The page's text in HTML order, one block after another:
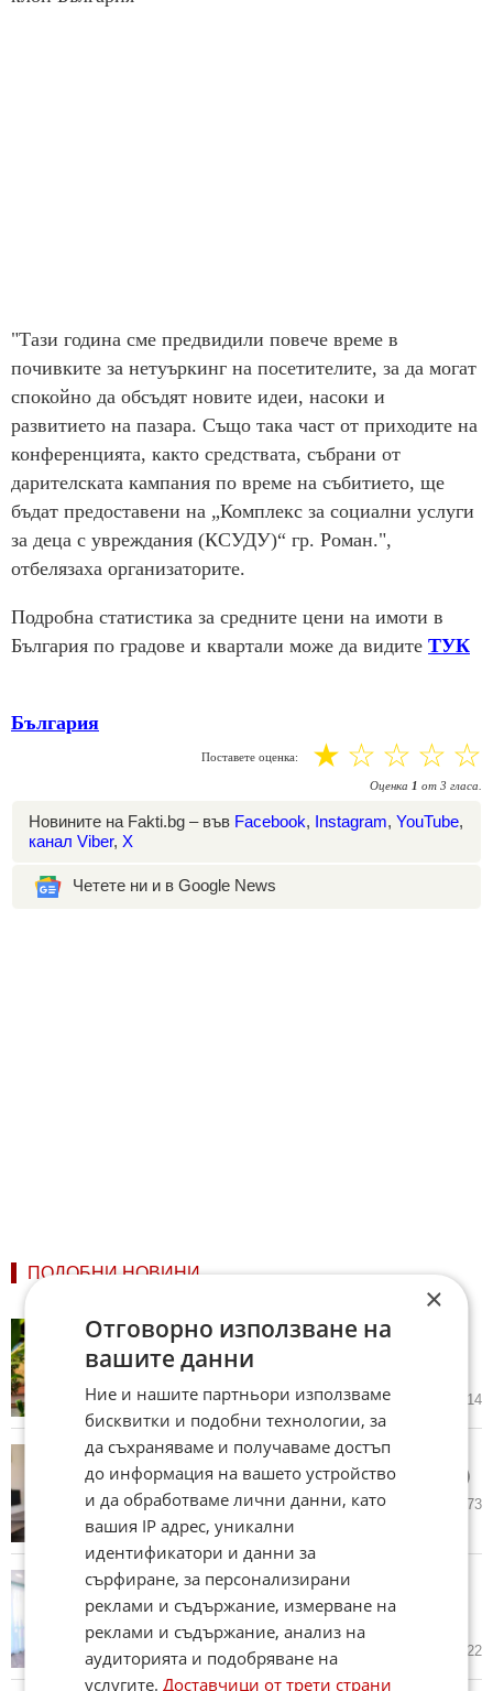
"Тази година сме предвидили повече време в
почивките за нетуъркинг на посетителите, за да могат
спокойно да обсъдят новите идеи, насоки и
развитието на пазара. Също така част от приходите на
конференцията, както средствата, събрани от
дарителската кампания по време на събитието, ще
бъдат предоставени на „Комплекс за социални услуги
за деца с увреждания (КСУДУ)“ гр. Роман.",
отбелязаха организаторите.
Подробна статистика за средните цени на имоти в
България по градове и квартали може да видите ТУК
България
Поставете оценка: ☆
☆
☆
☆
☆
Оценка 1 от 3 гласа.
Новините на Fakti.bg – във Facebook, Instagram, YouTube,
канал Viber, X
Четете ни и в Google News
ПОДОБНИ НОВИНИ
Къща сред природата и в
близост до центъра на
Благоевград (ВИДЕО)
26.07.2026 4 014
Цените в Банско отново
достигнаха 80 000 евро (ВИДЕО)
11.07.2026 9 673
Интерес към маломерни
апартаменти край морето
(ВИДЕО)
04.07.2026 8 922
×
Отговорно използване на
вашите данни
Ние и нашите партньори използваме
бисквитки и подобни технологии, за
да съхраняваме и получаваме достъп
до информация на вашето устройство
и да обработваме лични данни, като
вашия IP адрес, уникални
идентификатори и данни за
сърфиране, за персонализирани
реклами и съдържание, измерване на
реклами и съдържание, анализ на
аудиторията и подобряване на
услугите.Доставчици от трети страни